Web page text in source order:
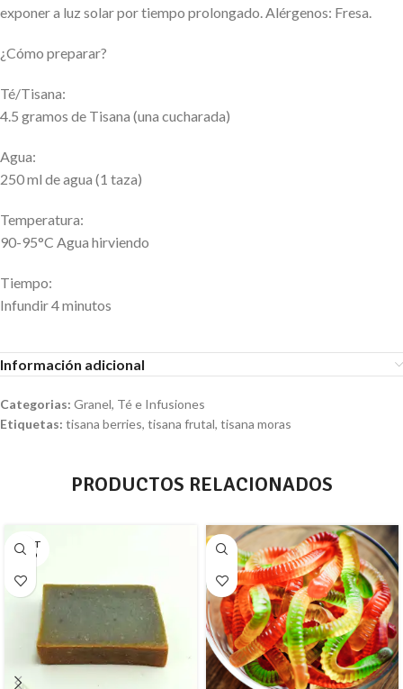
exponer a luz solar por tiempo prolongado. Alérgenos: Fresa.
¿Cómo preparar?
Té/Tisana:
4.5 gramos de Tisana (una cucharada)
Agua:
250 ml de agua (1 taza)
Temperatura:
90-95°C Agua hirviendo
Tiempo:
Infundir 4 minutos
Información adicional
Categorias: Granel, Té e Infusiones
Etiquetas: tisana berries, tisana frutal, tisana moras
PRODUCTOS RELACIONADOS
AGOT
ADO